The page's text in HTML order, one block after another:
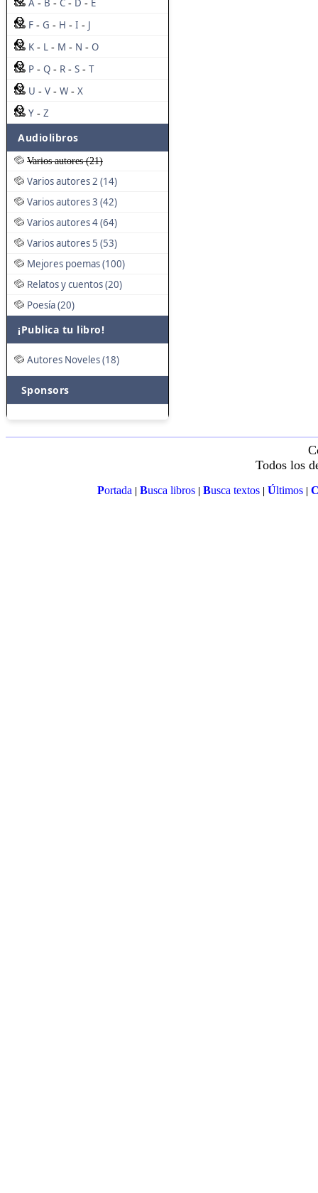
A - B - C - D - E
F - G - H - I - J
K - L - M - N - O
P - Q - R - S - T
U - V - W - X
Y - Z
Audiolibros
Varios autores (21)
Varios autores 2 (14)
Varios autores 3 (42)
Varios autores 4 (64)
Varios autores 5 (53)
Mejores poemas (100)
Relatos y cuentos (20)
Poesía (20)
¡Publica tu libro!
Autores Noveles (18)
Sponsors
Todos los
Portada| Busca libros| Busca textos| Últimos|